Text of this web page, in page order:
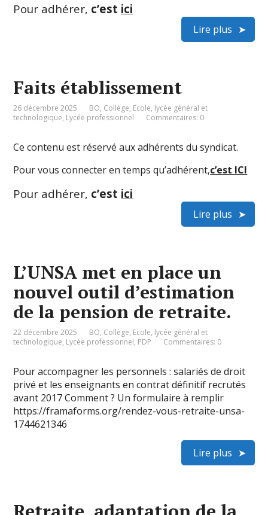
Pour adhérer, c’est ici
Lire plus
Faits établissement
26 décembre 2025 BO, Collège, Ecole, lycée général et
technologique, Lycée professionnel Commentaires: 0
Ce contenu est réservé aux adhérents du syndicat.
Pour vous connecter en temps qu’adhérent,c’est ICI
Pour adhérer, c’est ici
Lire plus
L’UNSA met en place un
nouvel outil d’estimation
de la pension de retraite.
22 décembre 2025 BO, Collège, Ecole, lycée général et
technologique, Lycée professionnel, PDP Commentaires: 0
Pour accompagner les personnels : salariés de droit
privé et les enseignants en contrat définitif recrutés
avant 2017 Comment ? Un formulaire à remplir
https://framaforms.org/rendez-vous-retraite-unsa-
1744621346
Lire plus